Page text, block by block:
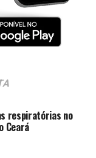
respiratórias no
Ceará